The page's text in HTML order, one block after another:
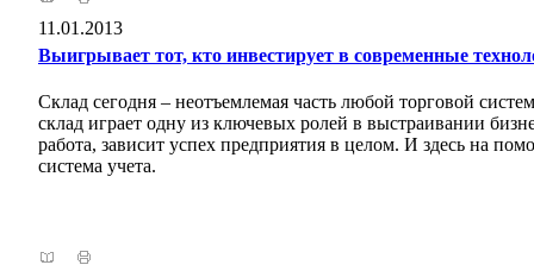
11.01.2013
Выигрывает тот, кто инвестирует в современные
Склад сегодня – неотъемлемая часть любой торговой
склад играет одну из ключевых ролей в выстраивании
работа, зависит успех предприятия в целом. И здесь на
система учета.